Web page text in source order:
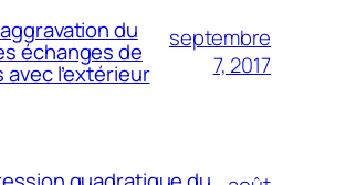
du
échanges de
l’extérieur
septembre
7, 2017